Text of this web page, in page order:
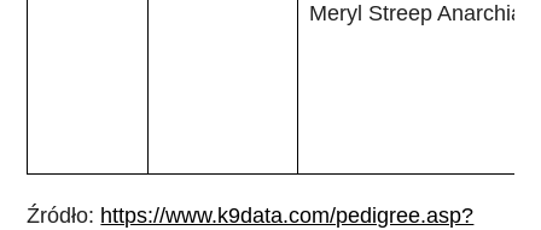
Meryl Streep Anarchia
Źródło: https://www.k9data.com/pedigree.asp?